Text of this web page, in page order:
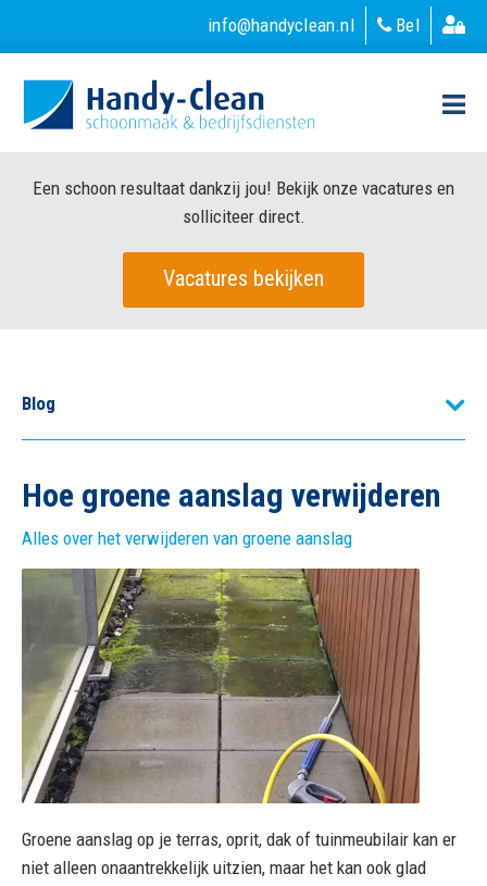
Bel
info@handyclean.nl
Een schoon resultaat dankzij jou! Bekijk onze vacatures en
solliciteer direct.
Vacatures bekijken
Blog
Grondige vloerreiniging
Hoe maak ik zonnepanelen schoon?
Hoe verwijder ik groene aanslag?
Hoe groene aanslag verwijderen
Alles over het verwijderen van groene aanslag
Groene aanslag op je terras, oprit, dak of tuinmeubilair kan er
niet alleen onaantrekkelijk uitzien, maar het kan ook glad